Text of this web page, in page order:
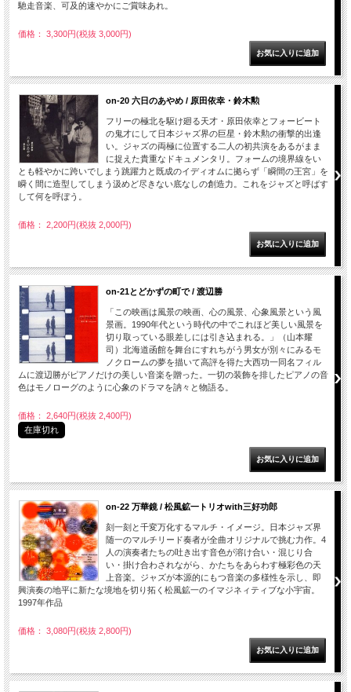
馳走音楽、可及的速やかにご賞味あれ。
価格： 3,300円(税抜 3,000円)
on-20 六日のあやめ / 原田依幸・鈴木勲
フリーの極北を駆け廻る天才・原田依幸とフォービート
の鬼才にして日本ジャズ界の巨星・­鈴木勲の衝撃的出逢
い。ジャズの両極に位置する二人の初共演をあるがまま
に捉えた貴重なドキュメンタリ。フォームの境界線をい
とも軽やかに跨いでしまう跳躍力と既成のイデ­ィオムに拠らず「瞬間の王宮」を
瞬く間に造型してしまう汲めど尽きない底なしの創造力。­これをジャズと呼ばす
して何を呼ぼう。
価格： 2,200円(税抜 2,000円)
on-21とどかずの町で / 渡辺勝
「この映画は風景の映画、心の風景、心象風景という風
景画。1990年代という時代の中でこれほど美しい風景を
切り取っている眼差しには引き込まれる。」（山本耀
司）北海道函館を舞台にすれちがう男女が別々にみるモ
ノクロームの夢を描いて高評を得た大西功一同名フィル
ムに渡辺勝がピアノだけの美しい音楽を贈った。一切の装飾を排したピアノの音
色はモノローグのように心象のドラマを訥々と物語る。
価格： 2,640円(税抜 2,400円)
在庫切れ
on-22 万華鏡 / 松風鉱一トリオwith三好功郎
刻一刻と千変万化するマルチ・イメージ。日本ジャズ界
随一のマルチリード奏者が全曲オリジナルで挑む力作。4
人の演奏者たちの吐き出す音色が溶け合い・混じり合
い・掛け合わされながら、かたちをあらわす極彩色の天
上音楽。ジャズが本源的にもつ音楽の多様性を示し、即
興演奏の地平に新たな境地を切り拓く松風鉱一のイマジネィティブな小宇宙。
1997年作品
価格： 3,080円(税抜 2,800円)